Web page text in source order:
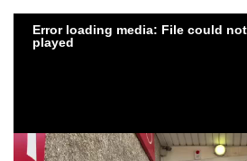
Error loading media: File could
played